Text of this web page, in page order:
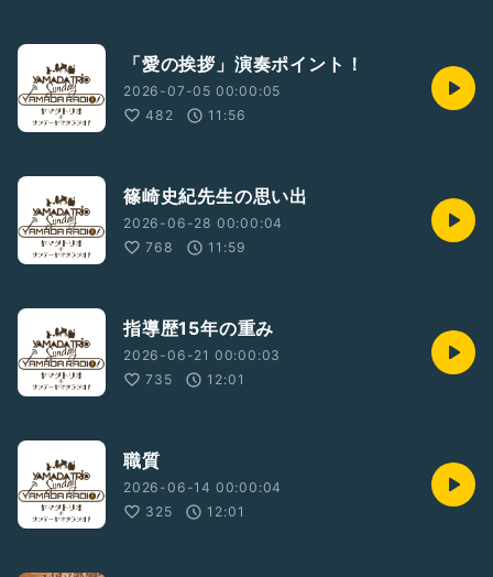
「愛の挨拶」演奏ポイント！
2026-07-05 00:00:05
482
11:56
篠崎史紀先生の思い出
2026-06-28 00:00:04
768
11:59
指導歴15年の重み
2026-06-21 00:00:03
735
12:01
職質
2026-06-14 00:00:04
325
12:01